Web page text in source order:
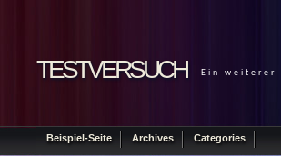
testversuch Ein weiterer
Beispiel-Seite Archives Categories